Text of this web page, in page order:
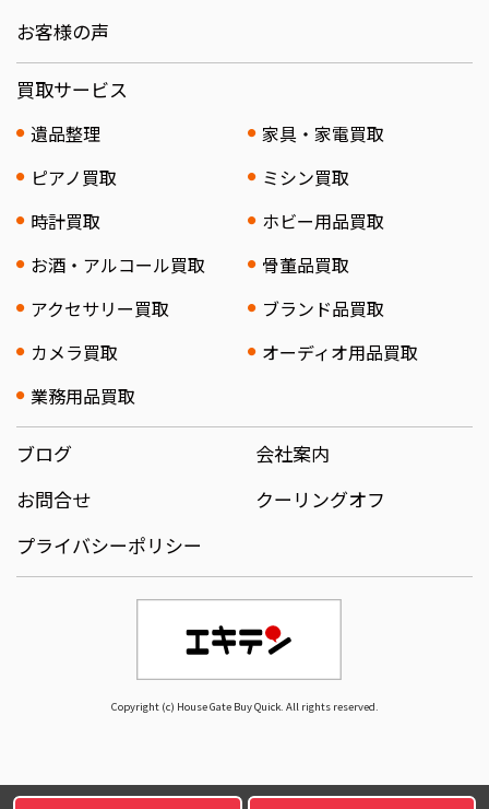
お客様の声
買取サービス
遺品整理
家具・家電買取
ピアノ買取
ミシン買取
時計買取
ホビー用品買取
お酒・アルコール買取
骨董品買取
アクセサリー買取
ブランド品買取
カメラ買取
オーディオ用品買取
業務用品買取
ブログ
会社案内
お問合せ
クーリングオフ
プライバシーポリシー
Copyright (c) House Gate Buy Quick. All rights reserved.